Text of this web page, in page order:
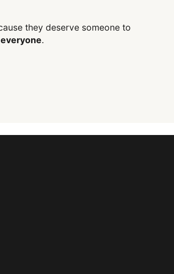
they deserve someone to
.